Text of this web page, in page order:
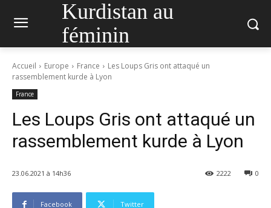
Kurdistan au
féminin
Accueil Europe France
Les Loups Gris ont attaqué un
rassemblement kurde à Lyon
France
Les Loups Gris ont attaqué un
rassemblement kurde à Lyon
23.06.2021 à 14h36 0
2222
Facebook Twitter